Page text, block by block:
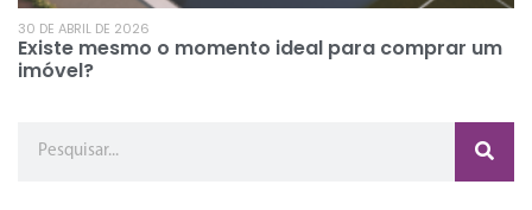
30 DE ABRIL DE 2026
Existe mesmo o momento ideal para comprar um
imóvel?